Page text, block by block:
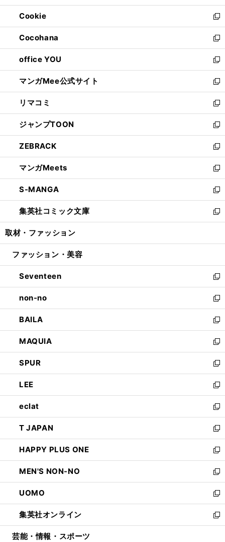
開
く
ウ
で
開
く
ン
ド
ウ
で
開
く
ウ
ィ
ン
ド
ウ
で
開
く
Cookie
新
し
い
ウ
ィ
ン
ド
ウ
で
開
く
Cocohana
新
し
い
ウ
ィ
ン
ド
ウ
で
開
く
office YOU
新
し
い
ウ
ィ
ン
ド
ウ
で
開
く
マンガMee公式サイト
新
し
い
ウ
ィ
ン
ド
ウ
で
開
く
リマコミ
新
し
い
ウ
ィ
ン
ド
ウ
で
開
く
ジャンプTOON
新
し
い
ウ
ィ
ン
ド
ウ
で
開
ZEBRACK
新
し
い
ウ
ィ
ン
ド
ウ
開
マンガMeets
新
し
い
ウ
ィ
ン
ウ
開
く
S-MANGA
新
し
い
ウ
ン
ウ
で
開
く
集英社コミック文庫
新
し
ウ
ン
ド
ウ
で
開
く
取材・ファッション
ファッション・美容
Seventeen
新
し
い
ウ
ィ
ン
ド
ウ
で
開
く
non-no
新
し
い
ウ
ィ
ン
ド
ウ
で
開
く
BAILA
新
し
い
ウ
ィ
ン
ド
ウ
で
開
く
MAQUIA
新
し
い
ウ
ィ
ン
ド
ウ
で
開
く
SPUR
新
し
い
ウ
ィ
ン
ド
ウ
で
開
く
LEE
新
し
い
ウ
ィ
ン
ド
ウ
で
開
く
eclat
新
し
い
ウ
ィ
ン
ド
ウ
で
開
く
T JAPAN
新
し
い
ウ
ィ
ン
ド
ウ
で
開
HAPPY PLUS ONE
新
し
い
ウ
ィ
ン
ド
ウ
MEN'S NON-NO
新
し
い
ウ
ィ
ン
UOMO
新
し
い
ウ
集英社オンライン
新
し
芸能・情報・スポーツ